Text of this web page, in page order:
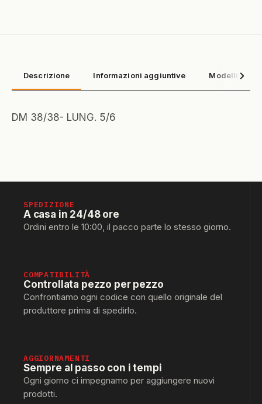
Descrizione Informazioni aggiuntive Modelli
DM 38/38- LUNG. 5/6
SPEDIZIONE
A casa in 24/48 ore
Ordini entro le 10:00, il pacco parte lo stesso giorno.
COMPATIBILITÀ
Controllata pezzo per pezzo
Confrontiamo ogni codice con quello originale del
produttore prima di spedirlo.
AGGIORNAMENTI
Sempre al passo con i tempi
Ogni giorno ci impegnamo per aggiungere nuovi
prodotti.